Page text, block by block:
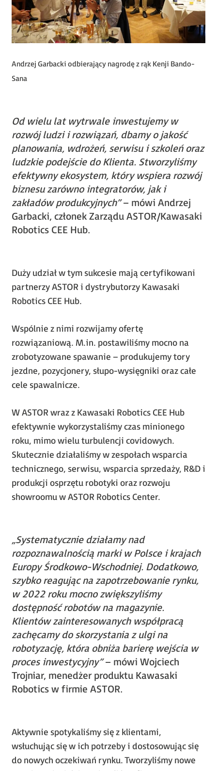
Andrzej Garbacki odbierający nagrodę z rąk Kenji Bando-
Sana
Od wielu lat wytrwale inwestujemy w
rozwój ludzi i rozwiązań, dbamy o jakość
planowania, wdrożeń, serwisu i szkoleń oraz
ludzkie podejście do Klienta. Stworzyliśmy
efektywny ekosystem, który wspiera rozwój
biznesu zarówno integratorów, jak i
zakładów produkcyjnych”– mówi Andrzej
Garbacki, członek Zarządu ASTOR/Kawasaki
Robotics CEE Hub.
Duży udział w tym sukcesie mają certyfikowani
partnerzy ASTOR i dystrybutorzy Kawasaki
Robotics CEE Hub.
Wspólnie z nimi rozwijamy ofertę
rozwiązaniową. M.in. postawiliśmy mocno na
zrobotyzowane spawanie – produkujemy tory
jezdne, pozycjonery, słupo-wysięgniki oraz całe
cele spawalnicze.
W ASTOR wraz z Kawasaki Robotics CEE Hub
efektywnie wykorzystaliśmy czas minionego
roku, mimo wielu turbulencji covidowych.
Skutecznie działaliśmy w zespołach wsparcia
technicznego, serwisu, wsparcia sprzedaży, R&D i
produkcji osprzętu robotyki oraz rozwoju
showroomu w ASTOR Robotics Center.
„Systematycznie działamy nad
rozpoznawalnością marki w Polsce i krajach
Europy Środkowo-Wschodniej. Dodatkowo,
szybko reagując na zapotrzebowanie rynku,
w 2022 roku mocno zwiększyliśmy
dostępność robotów na magazynie.
Klientów zainteresowanych współpracą
zachęcamy do skorzystania z ulgi na
robotyzację, która obniża barierę wejścia w
proces inwestycyjny”– mówi Wojciech
Trojniar, menedżer produktu Kawasaki
Robotics w firmie ASTOR.
Aktywnie spotykaliśmy się z klientami,
wsłuchując się w ich potrzeby i dostosowując się
do nowych oczekiwań rynku. Tworzyliśmy nowe